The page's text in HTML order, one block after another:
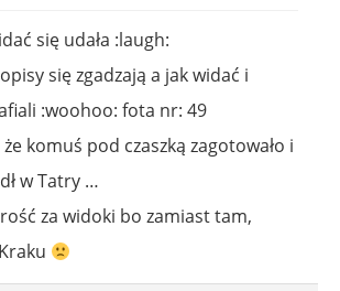
się udała :laugh:
się zgadzają a jak widać i
:woohoo: fota nr: 49
komuś pod czaszką zagotowało i
w Tatry …
za widoki bo zamiast tam,